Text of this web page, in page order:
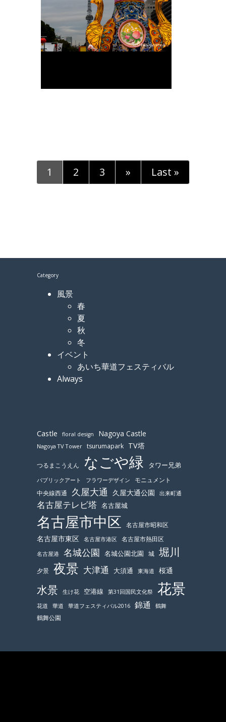
1 2 3 » Last »
Category
風景
春
夏
秋
冬
イベント
あいち華道フェスティバル
Always
Castle floral design Nagoya Castle
Nagoya TV Tower tsurumapark TV塔
つるまこうえん なごや緑 タワー兄弟
パブリックアート フラワーデザイン
モニュメント
中央線西通
久屋大通 久屋大通公園 出来町通
名古屋テレビ塔 名古屋城
名古屋市中区 名古屋市昭和区
名古屋市東区 名古屋市港区 名古屋市熱田区
名古屋港 名城公園 名城公園北園 城 堀川
夕景 夜景 大津通 大須通 東海道 桜通
水景 生け花 空港線 第31回国民文化祭 花景
花道 華道 華道フェスティバル2016 錦通 鶴舞
鶴舞公園